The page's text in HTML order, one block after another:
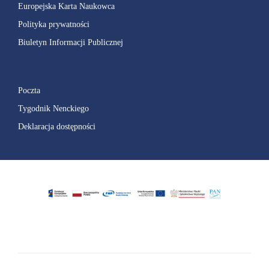
Europejska Karta Naukowca
Polityka prywatności
Biuletyn Informacji Publicznej
Poczta
Tygodnik Nenckiego
Deklaracja dostępności